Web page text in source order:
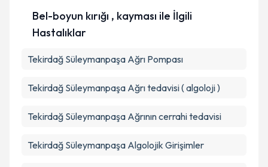
Bel-boyun kırığı , kayması ile İlgili
Hastalıklar
Tekirdağ Süleymanpaşa Ağrı Pompası
Tekirdağ Süleymanpaşa Ağrı tedavisi ( algoloji )
Tekirdağ Süleymanpaşa Ağrının cerrahi tedavisi
Tekirdağ Süleymanpaşa Algolojik Girişimler